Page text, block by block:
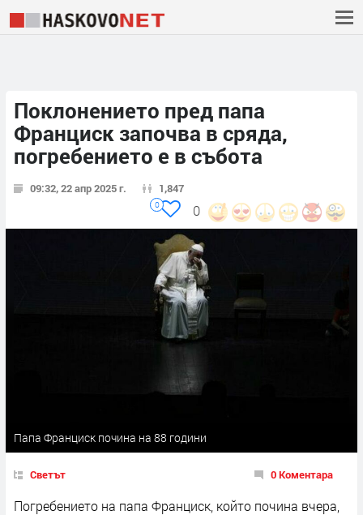
Поклонението пред папа
Франциск започва в сряда,
погребението е в събота
09:32, 22 апр 2025 г. 1,847
0
0
Папа Франциск почина на 88 години
Светът 0 Коментара
Погребението на папа Франциск, който почина вчера,